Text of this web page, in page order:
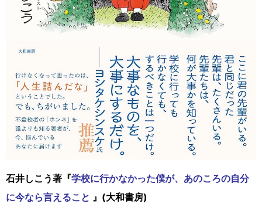
石井しこう著『学校に行かなかった僕が、あのころの自分
に今なら言えること 』(大和書房)